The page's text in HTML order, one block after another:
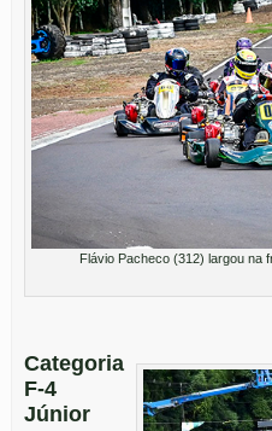
Flávio Pacheco (312) largou na
Categoria
F-4
Júnior